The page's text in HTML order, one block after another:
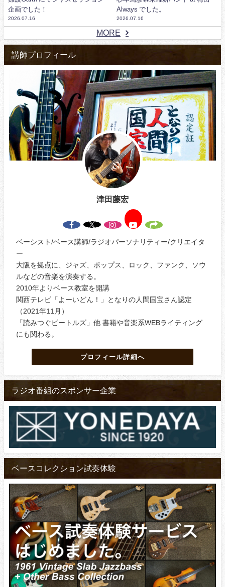
企画でした！
2026.07.16
Always でした。
2026.07.16
MORE
講師プロフィール
津田藤宏
ベーシスト/ベース講師/ラジオパーソナリティー/クリエイタ
ー
大阪を拠点に、ジャズ、ポップス、ロック、ファンク、ソウ
ルなどの音楽を演奏する。
2010年よりベース教室を開講
関西テレビ「よーいどん！」となりの人間国宝さん認定
（2021年11月）
「読みつぐビートルズ」他 書籍や音楽系WEBライティング
にも関わる。
プロフィール詳細へ
ラジオ番組のスポンサー企業
ベースコレクション試奏体験